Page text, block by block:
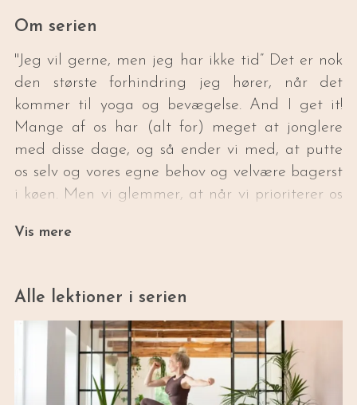
Om serien
"Jeg vil gerne, men jeg har ikke tid” Det er nok
den største forhindring jeg hører, når det
kommer til yoga og bevægelse. And I get it!
Mange af os har (alt for) meget at jonglere
med disse dage, og så ender vi med, at putte
os selv og vores egne behov og velvære bagerst
i køen. Men vi glemmer, at når vi prioriterer os
gør, at vi også har mere at give af til andre.
minutter, der gør det nemt at træne i en travl
hverdag.
Vis mere
Alle lektioner i serien